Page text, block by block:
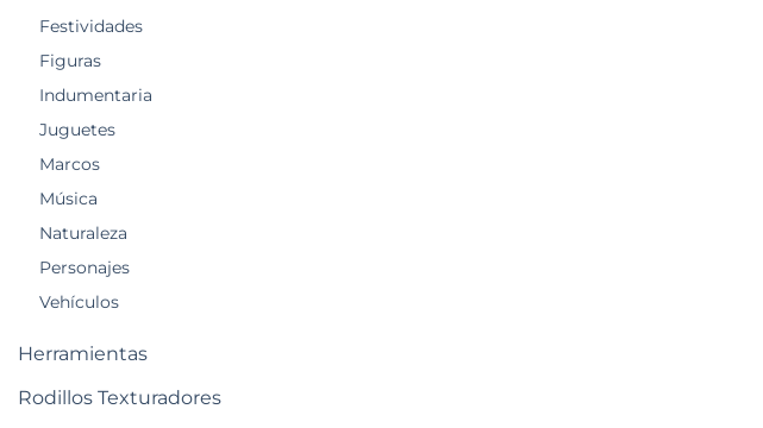
Festividades
Figuras
Indumentaria
Juguetes
Marcos
Música
Naturaleza
Personajes
Vehículos
Herramientas
Rodillos Texturadores